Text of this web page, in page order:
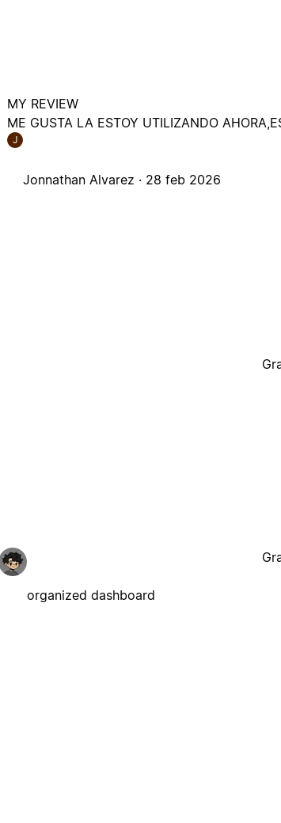
MY REVIEW
ME GUSTA LA ESTOY UTILIZANDO
J
Jonnathan Alvarez · 28 feb 2026
organized dashboard